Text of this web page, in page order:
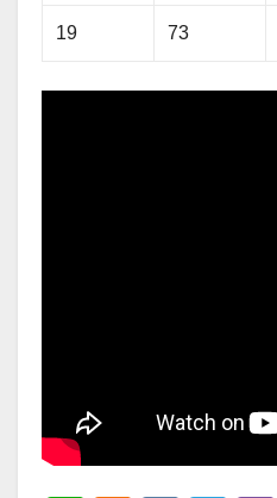
19 73